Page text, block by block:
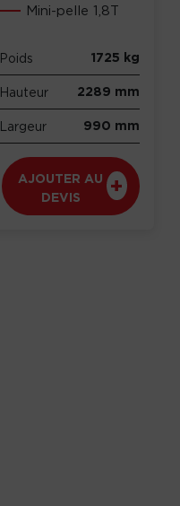
Mini-pelle 1,8T
Poids 1725 kg
Hauteur 2289 mm
Largeur 990 mm
AJOUTER AU
DEVIS